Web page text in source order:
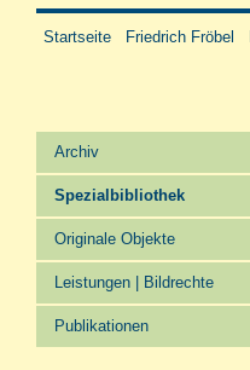
Startseite Friedrich Fröbel
Archiv
Spezialbibliothek
Originale Objekte
Leistungen | Bildrechte
Publikationen